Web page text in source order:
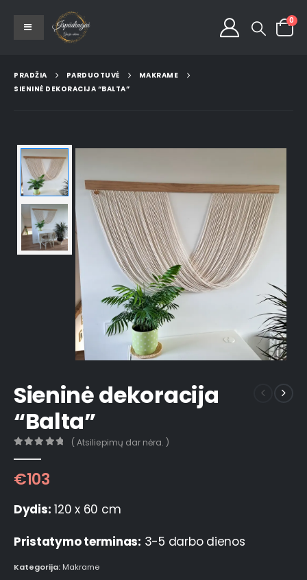
0
PRADŽIA PARDUOTUVĖ
MAKRAME
SIENINĖ DEKORACIJA “BALTA”
Sieninė dekoracija
“Balta”
( Atsiliepimų dar nėra. )
€103
Dydis: 120 x 60 cm
Pristatymo terminas: 3-5 darbo dienos
Kategorija: Makrame